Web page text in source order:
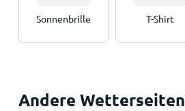
Sonnenbrille T-Shirt
Andere Wetterseiten